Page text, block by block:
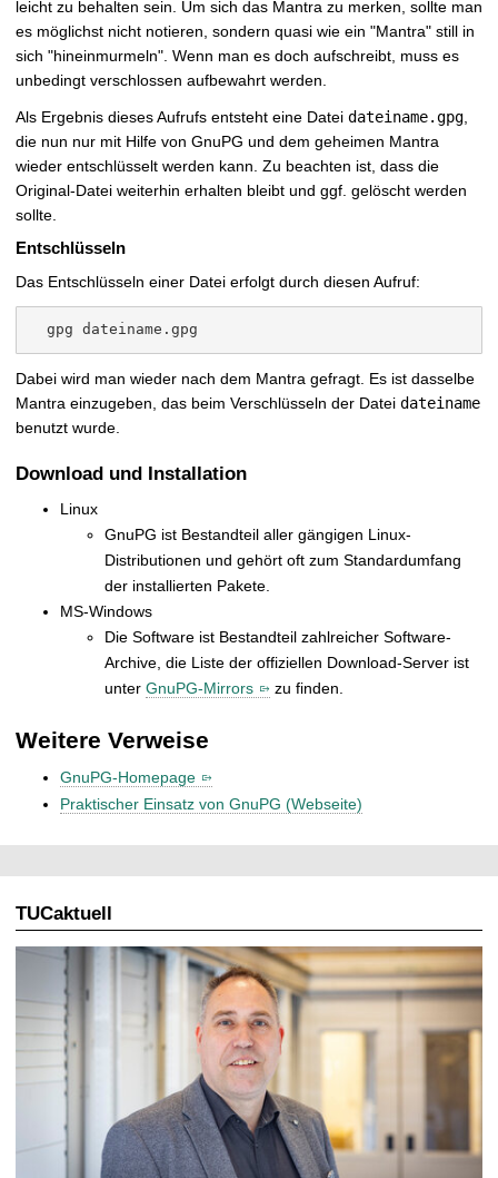
leicht zu behalten sein. Um sich das Mantra zu merken, sollte man
es möglichst nicht notieren, sondern quasi wie ein "Mantra" still in
sich "hineinmurmeln". Wenn man es doch aufschreibt, muss es
unbedingt verschlossen aufbewahrt werden.
Als Ergebnis dieses Aufrufs entsteht eine Datei dateiname.gpg
die nun nur mit Hilfe von GnuPG und dem geheimen Mantra
wieder entschlüsselt werden kann. Zu beachten ist, dass die
Original-Datei weiterhin erhalten bleibt und ggf. gelöscht werden
sollte.
Entschlüsseln
Das Entschlüsseln einer Datei erfolgt durch diesen Aufruf:
Dabei wird man wieder nach dem Mantra gefragt. Es ist dasselbe
Mantra einzugeben, das beim Verschlüsseln der Datei dateiname
benutzt wurde.
Download und Installation
Linux
GnuPG ist Bestandteil aller gängigen Linux-
Distributionen und gehört oft zum Standardumfang
der installierten Pakete.
MS-Windows
Die Software ist Bestandteil zahlreicher Software-
Archive, die Liste der offiziellen Download-Server ist
unter GnuPG-Mirrors zu finden.
Weitere Verweise
GnuPG-Homepage
Praktischer Einsatz von GnuPG (Webseite)
TUCaktuell